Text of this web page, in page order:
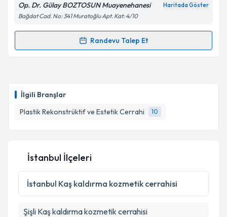
İlgili Branşlar
Plastik Rekonstrüktif ve Estetik Cerrahi
10
Kişisel verilerimin işlenmesine ilişkin
Aydınlatma
Metni'ni okudum ve kişisel verilerimin belirtilen
kapsamda işlenmesini kabul ediyorum.
Op. Dr. Gülay BOZTOSUN Muayenehanesi Haritada Göster
Bağdat Cad. No: 341 Muratoğlu Apt. Kat: 4/10
Randevu Talep Et
Randevu Takvimi Talebi
takvim hazırlandığında e-posta ile bilgilendireceğiz.
Kişisel verilerimin işlenmesine ilişkinAydınlatma
Metni
'ni okudum ve kişisel verilerimin belirtilen
kapsamda işlenmesini kabul ediyorum.
İstanbul İlçeleri
İstanbul Kaş kaldırma kozmetik cerrahisi
Şişli Kaş kaldırma kozmetik cerrahisi